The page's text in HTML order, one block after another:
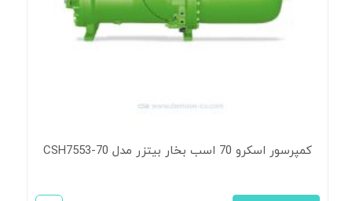
کمپرسور اسکرو 70 اسب بخار بیتزر مدل CSH7553-70